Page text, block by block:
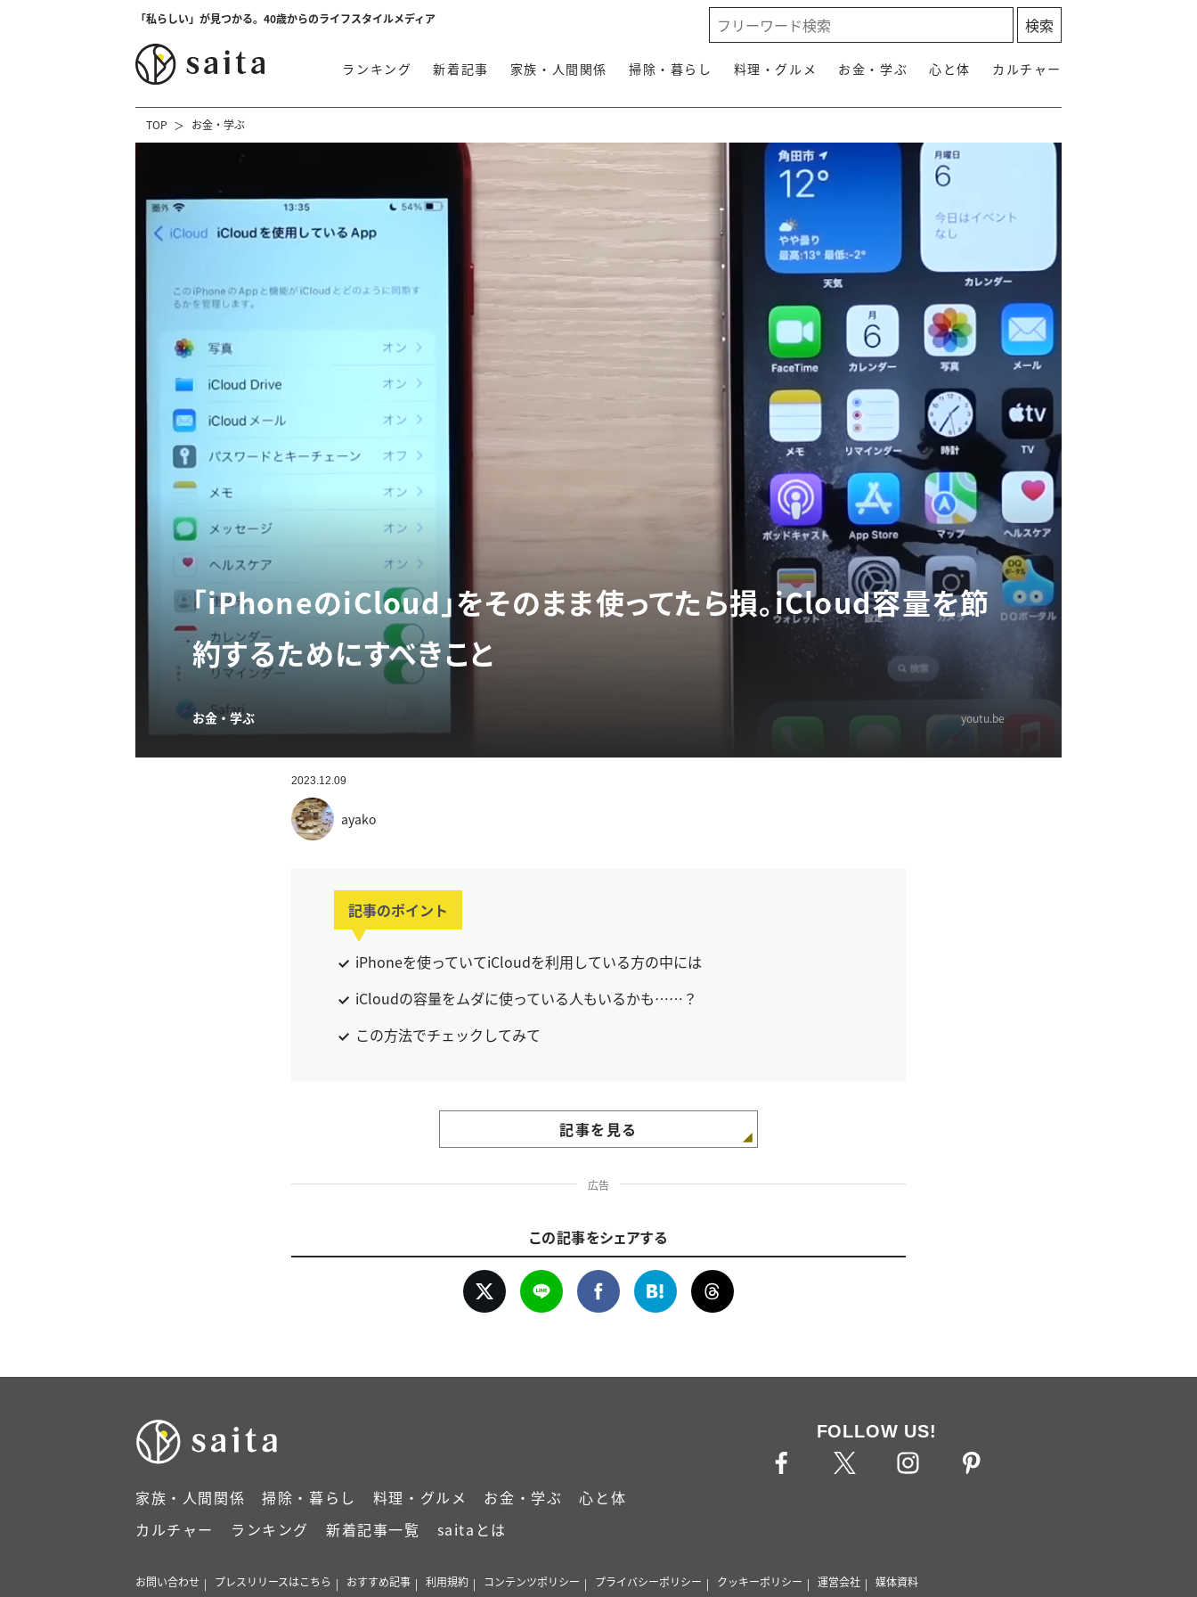
「私らしい」が見つかる。40歳からのライフスタイルメディア
ランキング 新着記事 家族・人間関係 掃除・暮らし 料理・グルメ お金・学ぶ 心と体 カルチャー
TOP お金・学ぶ
「iPhoneのiCloud」をそのまま使ってたら損。iCloud容量を節
約するためにすべきこと
お金・学ぶ youtu.be
2023.12.09
ayako
記事のポイント
iPhoneを使っていてiCloudを利用している方の中には
iCloudの容量をムダに使っている人もいるかも……？
この方法でチェックしてみて
記事を見る
広告
この記事をシェアする
家族・人間関係 掃除・暮らし 料理・グルメ お金・学ぶ
心と体
カルチャー
ランキング 新着記事一覧 saitaとは
FOLLOW US!
お問い合わせ プレスリリースはこちら おすすめ記事 利用規約 コンテンツポリシー プライバシーポリシー クッキーポリシー 運営会社 媒体資料